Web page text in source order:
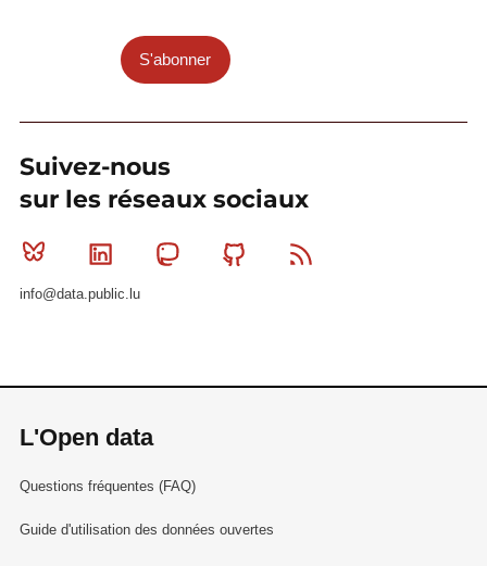
S'abonner
Suivez-nous
sur les réseaux sociaux
Bluesky Linkedin MastodonGithub
info@data.public.lu
L'Open data
Questions fréquentes (FAQ)
Guide d'utilisation des données ouvertes